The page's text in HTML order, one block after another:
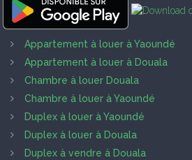
Appartement à louer à Yaoundé
Appartement à louer à Douala
Chambre à louer Douala
Chambre à louer à Yaoundé
Duplex à louer à Yaoundé
Duplex à louer à Douala
Duplex à vendre à Douala